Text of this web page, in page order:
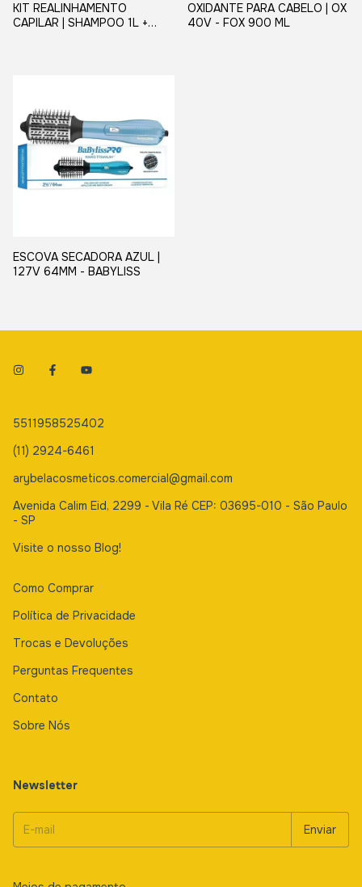
KIT REALINHAMENTO
CAPILAR | SHAMPOO 1L +
OXIDANTE PARA CABELO | OX
40V - FOX 900 ML
ESCOVA SECADORA AZUL |
127V 64MM - BABYLISS
5511958525402
(11) 2924-6461
arybelacosmeticos.comercial@gmail.com
Avenida Calim Eid, 2299 - Vila Ré CEP: 03695-010 - São Paulo
- SP
Visite o nosso Blog!
Como Comprar
Política de Privacidade
Trocas e Devoluções
Perguntas Frequentes
Contato
Sobre Nós
Newsletter